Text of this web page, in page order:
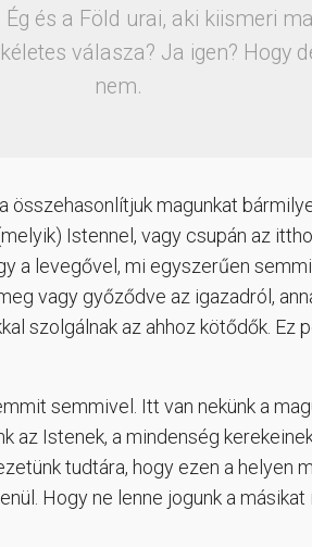
és a Föld urai, aki kiismeri
válasza? Ja igen? Hogy
nem.
összehasonlítjuk magunkat
Istennel, vagy csupán az
a levegővel, mi egyszerűen
vagy győződve az igazadról,
szolgálnak az ahhoz kötődők. Ez
semmivel. Itt van nekünk a
az Istenek, a mindenség
tudtára, hogy ezen a helyen
Hogy ne lenne jogunk a másikat